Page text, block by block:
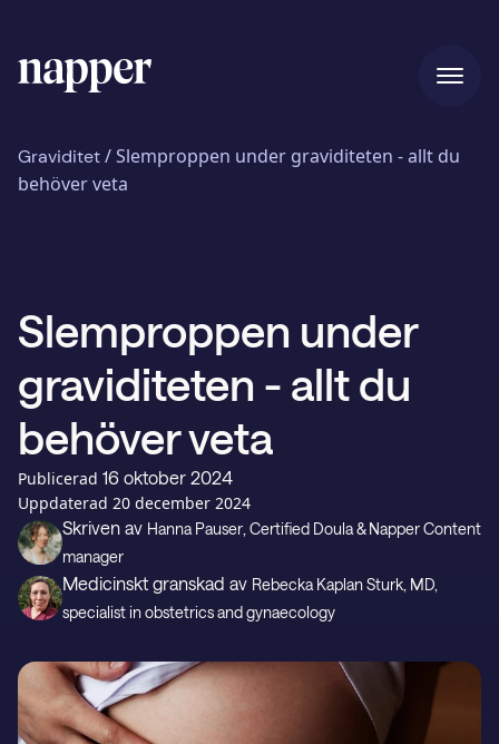
Hem
Vår story
Blogg
Presentkort
Support
LADDA NED PÅ Hämta i
Graviditet/Slemproppen under graviditeten - allt du
behöver veta
Slemproppen under
graviditeten - allt du
behöver veta
Publicerad 16 oktober 2024
Uppdaterad 20 december 2024
Skriven av Hanna Pauser , Certified Doula & Napper Content
manager
Medicinskt granskad av Rebecka Kaplan Sturk , MD,
specialist in obstetrics and gynaecology